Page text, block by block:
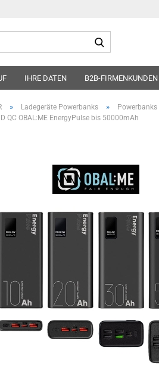
IHRE DATEN B2B-FIRMENKUNDEN
» Ladegeräte Powerbanks » Powerbanks
QC OBAL:ME EnergyPulse bis 50000mAh